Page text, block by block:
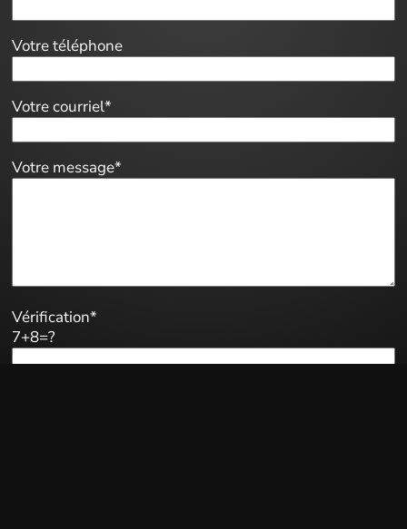
Votre téléphone
Votre courriel*
Votre message*
Vérification*
7+8=?